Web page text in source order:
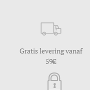
Gratis levering vanaf
59